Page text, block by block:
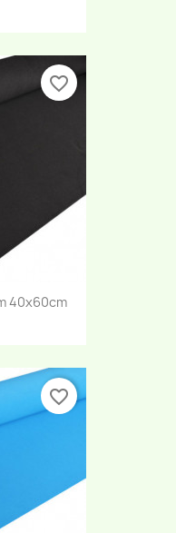
40x60cm
favorite_border
favorite_border